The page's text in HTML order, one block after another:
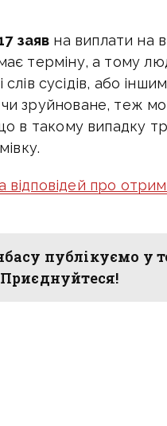
заяв на виплати на
терміну, а тому
слів сусідів, або
зруйноване, теж
в такому випадку
відповідей про
публікуємо у
Приєднуйтеся!